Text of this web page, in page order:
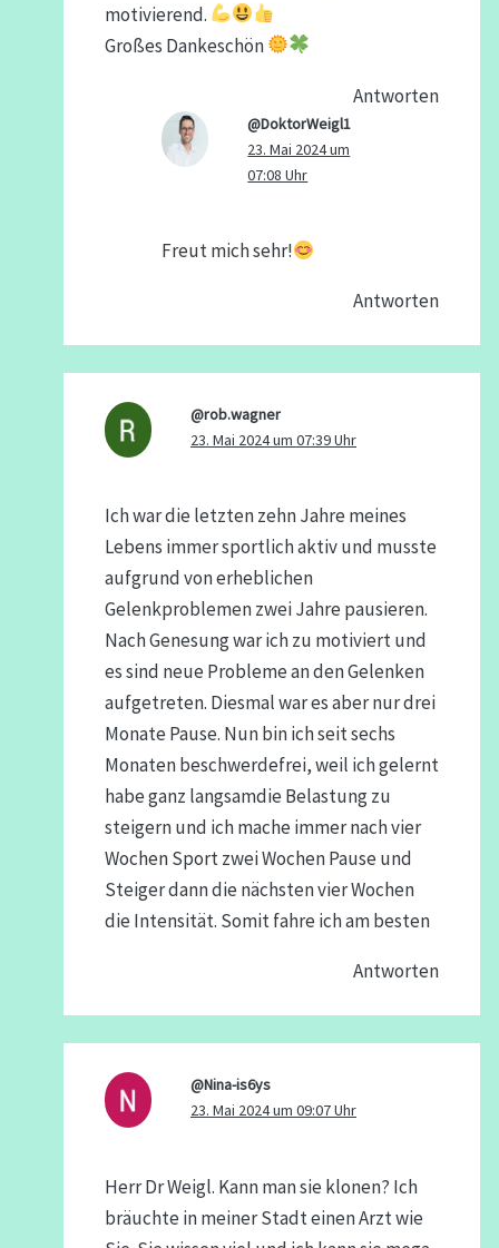
motivierend.
Großes Dankeschön
Antworten
@DoktorWeigl1
23. Mai 2024 um
07:08 Uhr
Freut mich sehr!
Antworten
@rob.wagner
23. Mai 2024 um 07:39 Uhr
Ich war die letzten zehn Jahre meines
Lebens immer sportlich aktiv und musste
aufgrund von erheblichen
Gelenkproblemen zwei Jahre pausieren.
Nach Genesung war ich zu motiviert und
es sind neue Probleme an den Gelenken
aufgetreten. Diesmal war es aber nur drei
Monate Pause. Nun bin ich seit sechs
Monaten beschwerdefrei, weil ich gelernt
habe ganz langsamdie Belastung zu
steigern und ich mache immer nach vier
Wochen Sport zwei Wochen Pause und
Steiger dann die nächsten vier Wochen
die Intensität. Somit fahre ich am besten
Antworten
@Nina-is6ys
23. Mai 2024 um 09:07 Uhr
Herr Dr Weigl. Kann man sie klonen? Ich
bräuchte in meiner Stadt einen Arzt wie